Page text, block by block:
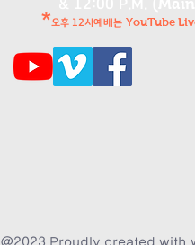
*오후 12시예배는 YouTube
@2023 Proudly created with